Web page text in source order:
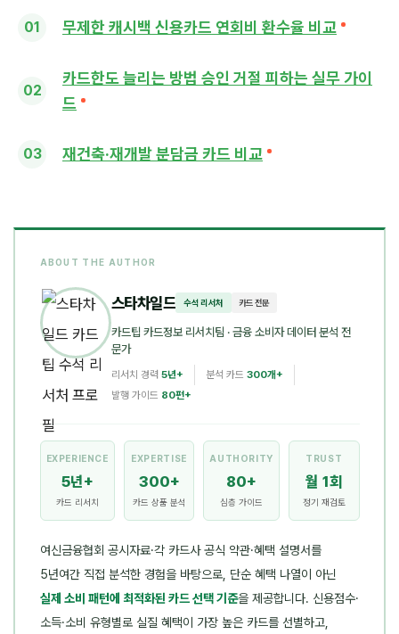
무제한 캐시백 신용카드 연회비 환수율 비교
카드한도 늘리는 방법 승인 거절 피하는 실무 가이
드
재건축·재개발 분담금 카드 비교
ABOUT THE AUTHOR
스타차일드 수석 리서처 카드 전문
카드팁 카드정보 리서치팀 · 금융 소비자 데이터 분석 전
문가
리서치 경력 5년+ 분석 카드 300개+
발행 가이드 80편+
EXPERIENCE
5년+
카드 리서치
EXPERTISE
300+
카드 상품 분석
AUTHORITY
80+
심층 가이드
TRUST
월 1회
정기 재검토
여신금융협회 공시자료·각 카드사 공식 약관·혜택 설명서를
5년여간 직접 분석한 경험을 바탕으로, 단순 혜택 나열이 아닌
실제 소비 패턴에 최적화된 카드 선택 기준을 제공합니다. 신용점수·
소득·소비 유형별로 실질 혜택이 가장 높은 카드를 선별하고,